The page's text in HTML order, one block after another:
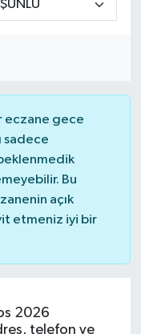
eczane gece
sadece
Bu
açık
etmeniz iyi bir
2026
telefon ve